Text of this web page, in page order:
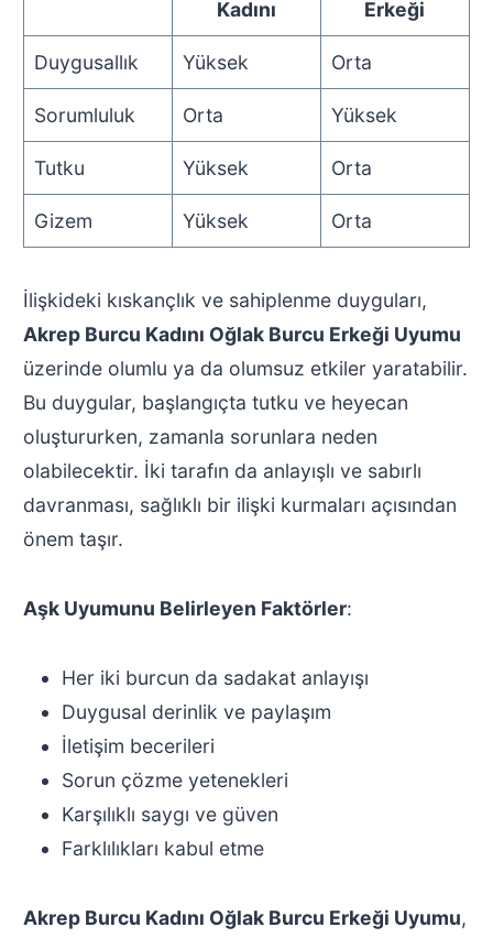
Kadını Erkeği
Duygusallık Yüksek Orta
Sorumluluk Orta Yüksek
Tutku Yüksek Orta
Gizem Yüksek Orta
İlişkideki kıskançlık ve sahiplenme duyguları,
Akrep Burcu Kadını Oğlak Burcu Erkeği Uyumu
üzerinde olumlu ya da olumsuz etkiler yaratabilir.
Bu duygular, başlangıçta tutku ve heyecan
oluştururken, zamanla sorunlara neden
olabilecektir. İki tarafın da anlayışlı ve sabırlı
davranması, sağlıklı bir ilişki kurmaları açısından
önem taşır.
Aşk Uyumunu Belirleyen Faktörler:
Her iki burcun da sadakat anlayışı
Duygusal derinlik ve paylaşım
İletişim becerileri
Sorun çözme yetenekleri
Karşılıklı saygı ve güven
Farklılıkları kabul etme
Akrep Burcu Kadını Oğlak Burcu Erkeği Uyumu,